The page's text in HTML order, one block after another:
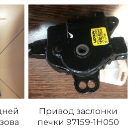
Привод заслонки
печки 97159-1H050